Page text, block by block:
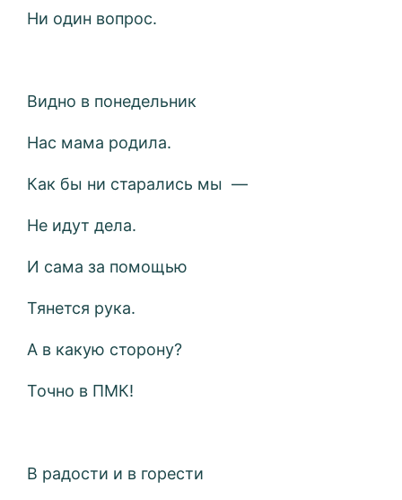
Ни один вопрос.
Видно в понедельник
Нас мама родила.
Как бы ни старались мы —
Не идут дела.
И сама за помощью
Тянется рука.
А в какую сторону?
Точно в ПМК!
В радости и в горести